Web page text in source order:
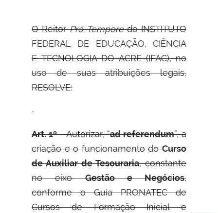
O ReitorPro Temporedo INSTITUTO
FEDERAL DE EDUCAÇÃO, CIÊNCIA
ETECNOLOGIA DO ACRE (IFAC), no
uso de suas atribuições legais,
RESOLVE:
Art. 1º- Autorizar, “ad referendum”, a
criação e o funcionamento doCurso
de Auxiliar de Tesouraria, constante
no eixoGestão e Negócios,
conforme o Guia PRONATEC de
Cursos de Formação Inicial e